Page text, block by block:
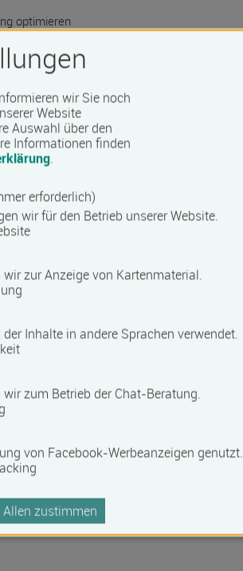
optimieren
Sie bitte beim Anbieter.
wir Sie noch
Website
Auswahl über den
Informationen finden
.
erforderlich)
wir für den Betrieb unserer Website.
zur Anzeige von Kartenmaterial.
Inhalte in andere Sprachen verwendet.
zum Betrieb der Chat-Beratung.
von Facebook-Werbeanzeigen genutzt.
Allen zustimmen